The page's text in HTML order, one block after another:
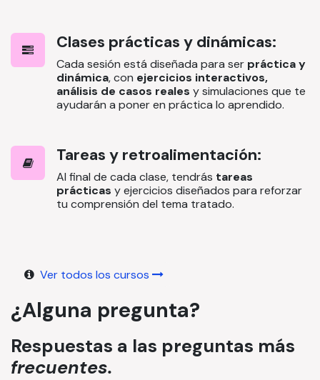
Clases prácticas y dinámicas:
Cada sesión está diseñada para ser práctica y
dinámica, con ejercicios interactivos,
análisis de casos reales y simulaciones que te
ayudarán a poner en práctica lo aprendido.
Tareas y retroalimentación:
Al final de cada clase, tendrás tareas
prácticas y ejercicios diseñados para reforzar
tu comprensión del tema tratado.
Ver todos los cursos
¿Alguna pregunta?
Respuestas a las preguntas más
frecuentes.